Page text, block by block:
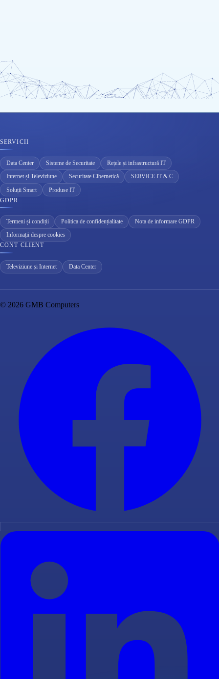
SERVICII
Data Center Sisteme de Securitate
Rețele și infrastructură IT
Internet și Televiziune
Securitate Cibernetică
SERVICE IT & C
Soluții Smart
Produse IT
GDPR
Termeni și condiții Politica de confidențialitate
Nota de informare GDPR
Informații despre cookies
CONT CLIENT
Televiziune și Internet Data Center
© 2026 GMB Computers